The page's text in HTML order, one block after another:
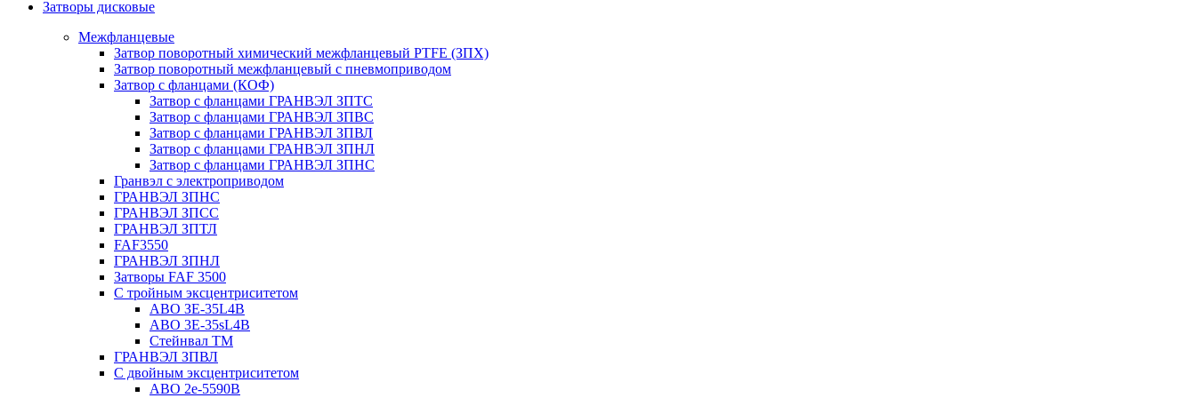
Затворы дисковые
Межфланцевые
Затвор поворотный химический межфланцевый PTFE (ЗПХ)
Затвор поворотный межфланцевый с пневмоприводом
Затвор с фланцами (КОФ)
Затвор с фланцами ГРАНВЭЛ ЗПТС
Затвор с фланцами ГРАНВЭЛ ЗПВС
Затвор с фланцами ГРАНВЭЛ ЗПВЛ
Затвор с фланцами ГРАНВЭЛ ЗПНЛ
Затвор с фланцами ГРАНВЭЛ ЗПНС
Гранвэл с электроприводом
ГРАНВЭЛ ЗПНС
ГРАНВЭЛ ЗПСС
ГРАНВЭЛ ЗПТЛ
FAF3550
ГРАНВЭЛ ЗПНЛ
Затворы FAF 3500
С тройным эксцентриситетом
ABO ЗE-35L4B
ABO 3E-35sL4B
Стейнвал ТМ
ГРАНВЭЛ ЗПВЛ
С двойным эксцентриситетом
ABO 2e-5590B